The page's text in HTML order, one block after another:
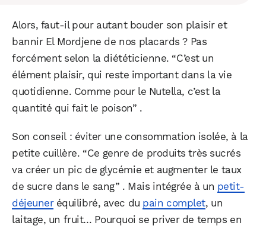
Alors, faut-il pour autant bouder son plaisir et
bannir El Mordjene de nos placards ? Pas
forcément selon la diététicienne. “C’est un
élément plaisir, qui reste important dans la vie
quotidienne. Comme pour le Nutella, c’est la
quantité qui fait le poison” .
Son conseil : éviter une consommation isolée, à la
petite cuillère. “Ce genre de produits très sucrés
va créer un pic de glycémie et augmenter le taux
de sucre dans le sang” . Mais intégrée à un petit-
déjeuneréquilibré, avec du pain complet, un
laitage, un fruit… Pourquoi se priver de temps en